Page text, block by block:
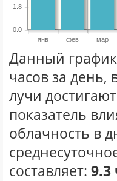
янв фев мар
0.0
1.8
Данный график
часов за
лучи
показатель
облачность в
составляет: 9.3